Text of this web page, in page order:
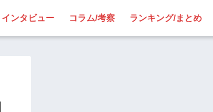
インタビュー コラム/考察 ランキング/まとめ